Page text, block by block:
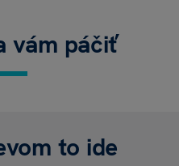
vám páčiť
to ide